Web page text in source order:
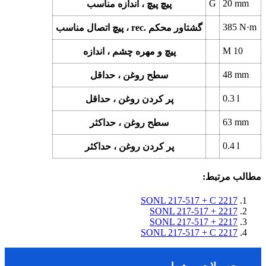
پیچ پیچ ، اندازه مناسب G 20 mm
پیچ اتصال مناسب ، rec. گشتاور محکم 385 N·m
پیچ و مهره چشم ، اندازه M 10
سطح روغن ، حداقل 48 mm
پر کردن روغن ، حداقل 0.3 l
سطح روغن ، حداکثر 63 mm
پر کردن روغن ، حداکثر 0.4 l
مطالب مرتبط:
SONL 217-517 + C 2217
SONL 217-517 + 2217
SONL 217-517 + 2217
SONL 217-517 + C 2217